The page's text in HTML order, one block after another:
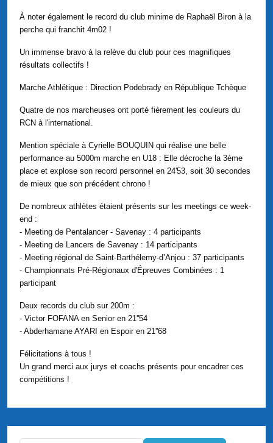
À noter également le record du club minime de Raphaël Biron à la
perche qui franchit 4m02 !
Un immense bravo à la relève du club pour ces magnifiques
résultats collectifs !
Marche Athlétique : Direction Podebrady en République Tchèque
Quatre de nos marcheuses ont porté fièrement les couleurs du
RCN à l'international.
Mention spéciale à Cyrielle BOUQUIN qui réalise une belle
performance au 5000m marche en U18 : Elle décroche la 3ème
place et explose son record personnel en 24'53, soit 30 secondes
de mieux que son précédent chrono !
De nombreux athlètes étaient présents sur les meetings ce week-
end :
- Meeting de Pentalancer - Savenay : 4 participants
- Meeting de Lancers de Savenay : 14 participants
- Meeting régional de Saint-Barthélemy-d’Anjou : 37 participants
- Championnats Pré-Régionaux d'Épreuves Combinées : 1
participant
Deux records du club sur 200m :
- Victor FOFANA en Senior en 21''54
- Abderhamane AYARI en Espoir en 21''68
Félicitations à tous !
Un grand merci aux jurys et coachs présents pour encadrer ces
compétitions !